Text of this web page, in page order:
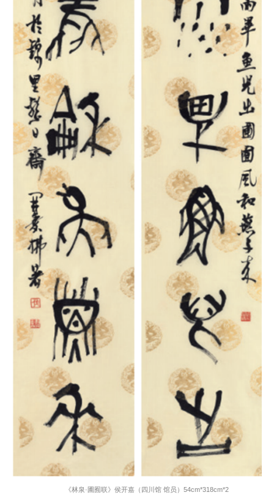
《林泉·圃囿联》侯开嘉（四川馆 馆员） 54cm*318cm*2